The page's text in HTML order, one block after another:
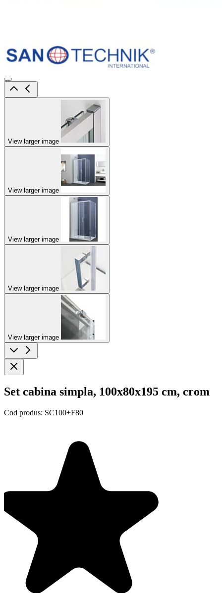
View larger image
View larger image
View larger image
View larger image
View larger image
Set cabina simpla, 100x80x195 cm, crom
Cod produs: SC100+F80